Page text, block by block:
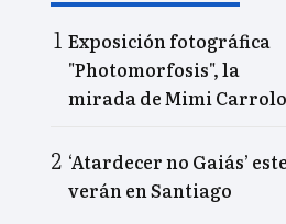
Exposición fotográfica
"Photomorfosis", la
mirada de Mimi Carrolo
‘Atardecer no Gaiás’ este
verán en Santiago